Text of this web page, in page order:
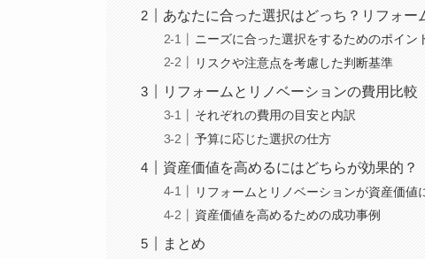
あなたに合った選択はどっち？リフォ
ニーズに合った選択をするためのポイン
リスクや注意点を考慮した判断基準
リフォームとリノベーションの費用比較
それぞれの費用の目安と内訳
予算に応じた選択の仕方
資産価値を高めるにはどちらが効果的？
リフォームとリノベーションが資産価値
資産価値を高めるための成功事例
まとめ